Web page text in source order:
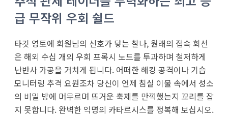
급 무작위 우회 쉴드
타깃 영토에 회원님의 신호가 닿는 찰나, 원래의 접속 회선
은 해외 수십 개의 우회 프록시 노드를 투과하며 철저하게
난반사 가공을 거치게 됩니다. 어떠한 해킹 공격이나 기습
모니터링 추격 요원조차 당신이 언제 침실 이불 속에서 성소
의 비밀 방에 머무르며 뜨거운 축제를 만끽했는지 꼬리를 잡
지 못합니다. 완벽한 익명의 카타르시스를 정복해 보십시오.